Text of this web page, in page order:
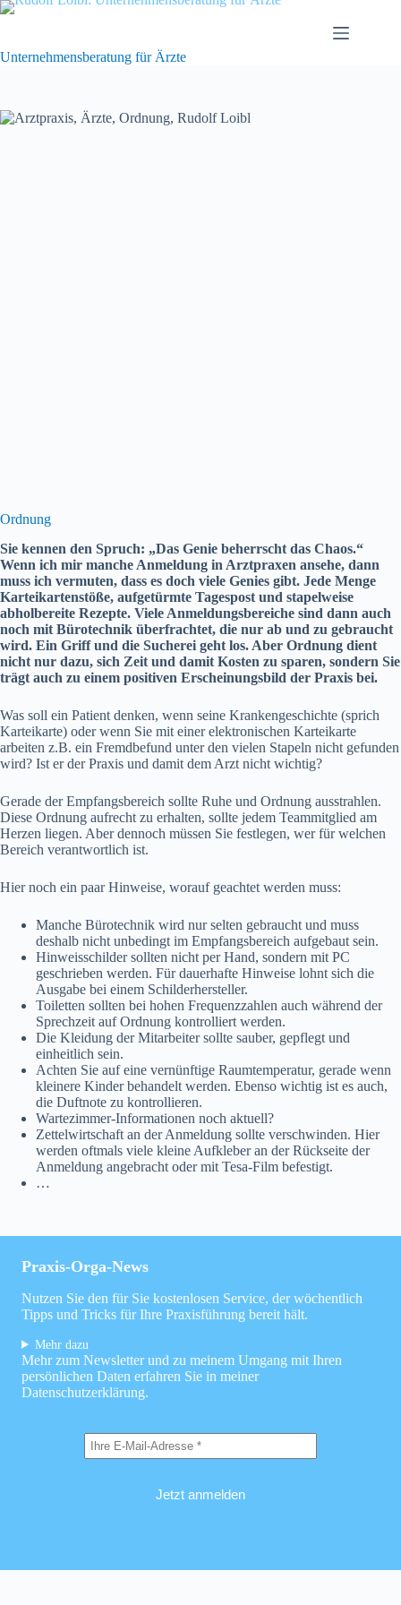
Zum
Unternehmensberatung für Ärzte
Ordnung
Sie kennen den Spruch: „Das Genie beherrscht das Chaos.“
Wenn ich mir manche Anmeldung in Arztpraxen ansehe, dann
muss ich vermuten, dass es doch viele Genies gibt. Jede Menge
Karteikartenstöße, aufgetürmte Tagespost und stapelweise
abholbereite Rezepte. Viele Anmeldungsbereiche sind dann auch
noch mit Bürotechnik überfrachtet, die nur ab und zu gebraucht
wird. Ein Griff und die Sucherei geht los. Aber Ordnung dient
nicht nur dazu, sich Zeit und damit Kosten zu sparen, sondern Sie
trägt auch zu einem positiven Erscheinungsbild der Praxis bei.
Was soll ein Patient denken, wenn seine Krankengeschichte (sprich
Karteikarte) oder wenn Sie mit einer elektronischen Karteikarte
arbeiten z.B. ein Fremdbefund unter den vielen Stapeln nicht gefunden
wird? Ist er der Praxis und damit dem Arzt nicht wichtig?
Gerade der Empfangsbereich sollte Ruhe und Ordnung ausstrahlen.
Diese Ordnung aufrecht zu erhalten, sollte jedem Teammitglied am
Herzen liegen. Aber dennoch müssen Sie festlegen, wer für welchen
Bereich verantwortlich ist.
Hier noch ein paar Hinweise, worauf geachtet werden muss:
Manche Bürotechnik wird nur selten gebraucht und muss
deshalb nicht unbedingt im Empfangsbereich aufgebaut sein.
Hinweisschilder sollten nicht per Hand, sondern mit PC
geschrieben werden. Für dauerhafte Hinweise lohnt sich die
Ausgabe bei einem Schilderhersteller.
Toiletten sollten bei hohen Frequenzzahlen auch während der
Sprechzeit auf Ordnung kontrolliert werden.
Die Kleidung der Mitarbeiter sollte sauber, gepflegt und
einheitlich sein.
Achten Sie auf eine vernünftige Raumtemperatur, gerade wenn
kleinere Kinder behandelt werden. Ebenso wichtig ist es auch,
die Duftnote zu kontrollieren.
Wartezimmer-Informationen noch aktuell?
Zettelwirtschaft an der Anmeldung sollte verschwinden. Hier
werden oftmals viele kleine Aufkleber an der Rückseite der
Anmeldung angebracht oder mit Tesa-Film befestigt.
…
Praxis-Orga-News
Nutzen Sie den für Sie kostenlosen Service, der wöchentlich
Tipps und Tricks für Ihre Praxisführung bereit hält.
Mehr dazu
Mehr zum Newsletter und zu meinem Umgang mit Ihren
persönlichen Daten erfahren Sie in meiner
Datenschutzerklärung.